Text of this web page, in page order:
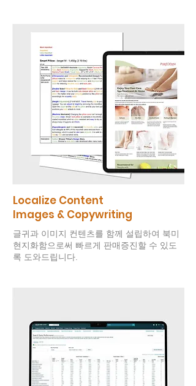
Localize Content
Images & Copywriting
글귀과 이미지 컨텐츠를 함께 설립하여 북미
현지화함으로써 빠르게 판매증진할 수 있도
록 도와드립니다.